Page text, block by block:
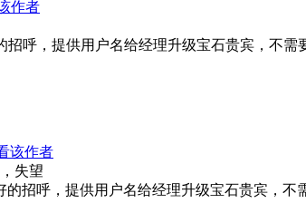
作者
呼，提供用户名给经理升级宝石贵宾，不需
该作者
失望
招呼，提供用户名给经理升级宝石贵宾，不